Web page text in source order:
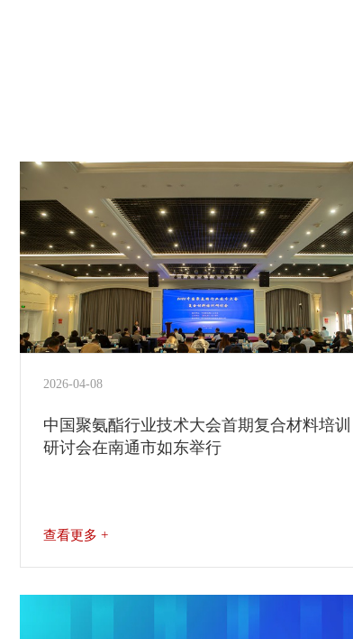
2026-04-08
中国聚氨酯行业技术大会首期复合材料培训
研讨会在南通市如东举行
查看更多 +